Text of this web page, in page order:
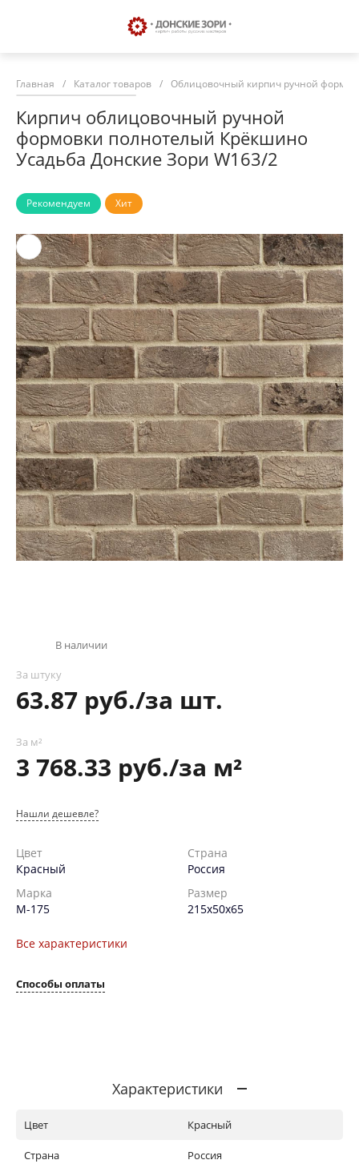
Главная / Каталог товаров / Облицовочный кирпич ручной
Кирпич облицовочный ручной
формовки полнотелый Крёкшино
Усадьба Донские Зори W163/2
Рекомендуем Хит
В наличии
За штуку
63.87 руб./за шт.
За м²
3 768.33 руб./за м²
Нашли дешевле?
Цвет
Красный
Страна
Россия
Марка
М-175
Размер
215х50х65
Все характеристики
Способы оплаты
Характеристики
Цвет Красный
Страна Россия